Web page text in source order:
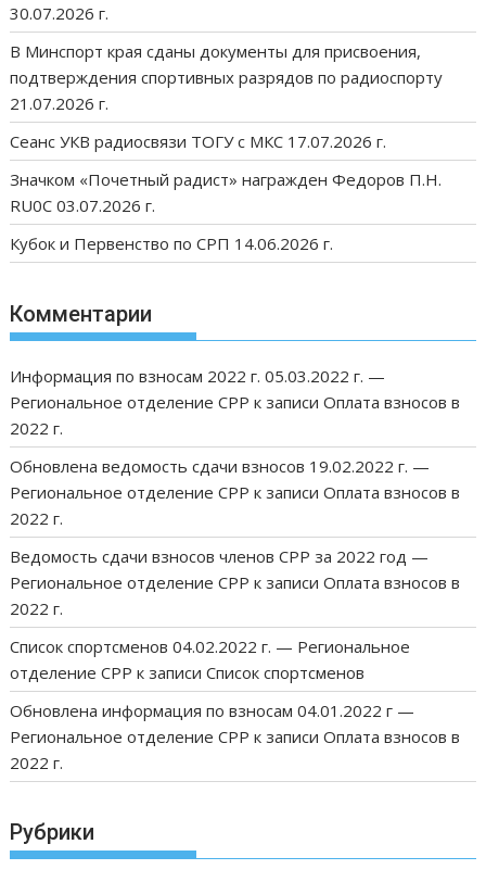
30.07.2026 г.
В Минспорт края сданы документы для присвоения,
подтверждения спортивных разрядов по радиоспорту
21.07.2026 г.
Сеанс УКВ радиосвязи ТОГУ с МКС 17.07.2026 г.
Значком «Почетный радист» награжден Федоров П.Н.
RU0C 03.07.2026 г.
Кубок и Первенство по СРП 14.06.2026 г.
Комментарии
Информация по взносам 2022 г. 05.03.2022 г. —
Региональное отделение СРР к записиОплата взносов в
2022 г.
Обновлена ведомость сдачи взносов 19.02.2022 г. —
Региональное отделение СРР к записиОплата взносов в
2022 г.
Ведомость сдачи взносов членов СРР за 2022 год —
Региональное отделение СРР к записиОплата взносов в
2022 г.
Список спортсменов 04.02.2022 г. — Региональное
отделение СРР к записиСписок спортсменов
Обновлена информация по взносам 04.01.2022 г —
Региональное отделение СРР к записиОплата взносов в
2022 г.
Рубрики